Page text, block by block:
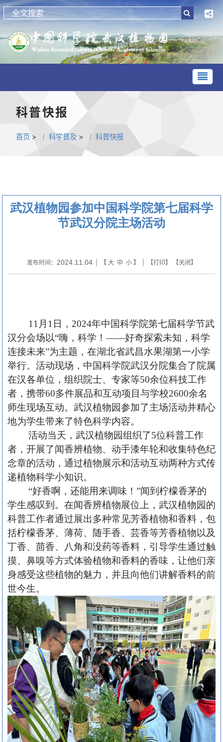
科普快报
首页 > 科学普及 > 科普快报
武汉植物园参加中国科学院第七届科学
节武汉分院主场活动
发布时间： 2024.11.04| 【 大 中 小】 | 【打印】 【关闭】
11月1日，2024年中国科学院第七届科学节武
汉分会场以“嗨，科学！——好奇探索未知，科学
连接未来”为主题，在湖北省武昌水果湖第一小学
举行。活动现场，中国科学院武汉分院集合了院属
在汉各单位，组织院士、专家等50余位科技工作
者，携带60多件展品和互动项目与学校2600余名
师生现场互动。武汉植物园参加了主场活动并精心
地为学生带来了特色科学内容。
活动当天，武汉植物园组织了5位科普工作
者，开展了闻香辨植物、动手漆年轮和收集特色纪
念章的活动，通过植物展示和活动互动两种方式传
递植物科学小知识。
“好香啊，还能用来调味！”闻到柠檬香茅的
学生感叹到。在闻香辨植物展位上，武汉植物园的
科普工作者通过展出多种常见芳香植物和香料，包
括柠檬香茅、薄荷、随手香、芸香等芳香植物以及
丁香、茴香、八角和没药等香料，引导学生通过触
摸、鼻嗅等方式体验植物和香料的香味，让他们亲
身感受这些植物的魅力，并且向他们讲解香料的前
世今生。